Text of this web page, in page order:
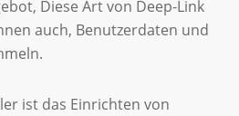
Diese Art von Deep-Link
auch, Benutzerdaten und
ist das Einrichten von